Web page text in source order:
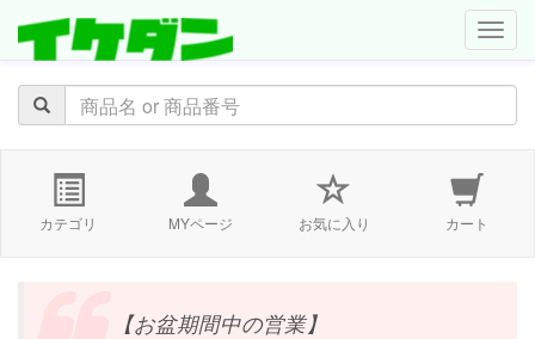
カテゴリ MYページ お気に入り カート
【お盆期間中の営業】